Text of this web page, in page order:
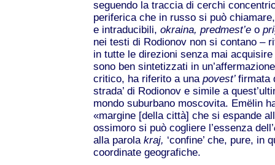
seguendo la traccia di cerchi
periferica che in russo si può
e intraducibili, okraina, predmest’e o
nei testi di Rodionov non si contano –
in tutte le direzioni senza mai
sono ben sintetizzati in
critico, ha riferito a una povest’ firmata
strada’ di Rodionov e simile a
mondo suburbano moscovita. Emëlin
«margine [della città] che si espande
ossimoro si può cogliere l’essenza dell’
alla parola kraj, ‘confine’ che, pure, in
coordinate geografiche.